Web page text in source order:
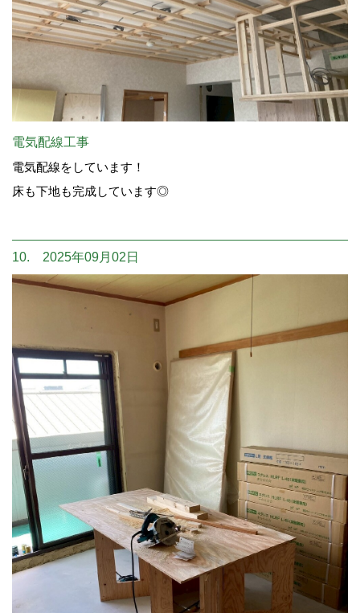
電気配線工事
電気配線をしています！
床も下地も完成しています◎
10. 2025年09月02日